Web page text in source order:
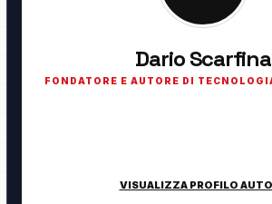
Dario Scarfina
FONDATORE E AUTORE DI
VISUALIZZA PROFILO